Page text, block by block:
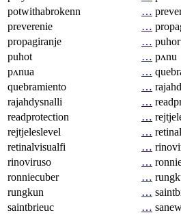
potwithabrokenn
…
preverenie
…
propagiranje
…
puhot
… pʌnu
pʌnua
…
quebramiento
…
rajahdysnalli
…
readprotection
…
rejtjeleslevel
…
retinalvisualfi
…
rinoviruso
…
ronniecuber
…
rungkun
…
saintbrieuc
…